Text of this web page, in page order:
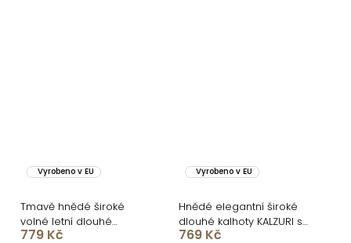
Vyrobeno v EU
Tmavě hnědé široké
volné letní dlouhé
kalhoty VIVIENNE
779 Kč
Vyrobeno v EU
Hnědé elegantní široké
dlouhé kalhoty KALZURI s
páskem
769 Kč